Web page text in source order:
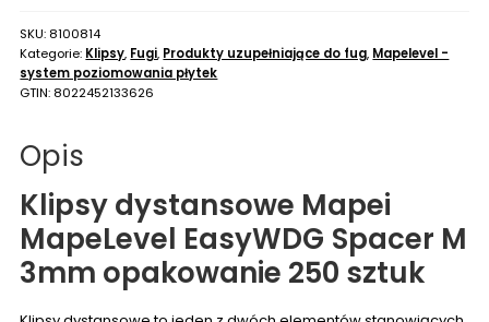
SKU: 8100814
Kategorie: Klipsy, Fugi, Produkty uzupełniające do fug, Mapelevel -
system poziomowania płytek
GTIN: 8022452133626
Opis
Klipsy dystansowe Mapei
MapeLevel EasyWDG Spacer M
3mm opakowanie 250 sztuk